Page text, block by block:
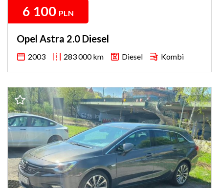
6 100 PLN
Opel Astra 2.0 Diesel
2003 283 000 km Diesel Kombi